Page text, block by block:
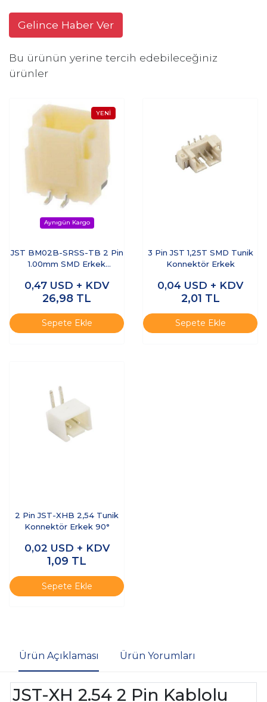
Gelince Haber Ver
Bu ürünün yerine tercih edebileceğiniz
ürünler
JST BM02B-SRSS-TB 2 Pin
1.00mm SMD Erkek
0,47 USD + KDV
26,98 TL
Sepete Ekle
3 Pin JST 1,25T SMD Tunik
Konnektör Erkek
0,04 USD + KDV
2,01 TL
Sepete Ekle
2 Pin JST-XHB 2,54 Tunik
Konnektör Erkek 90°
0,02 USD + KDV
1,09 TL
Sepete Ekle
Ürün Açıklaması Ürün Yorumları
JST-XH 2.54 2 Pin Kablolu